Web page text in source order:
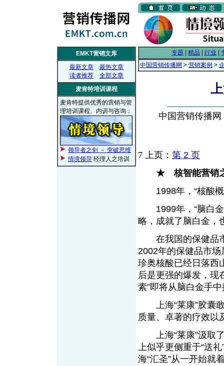
EMKT营销文库
最新文章
最热文章
读者推荐
全部文章
麦肯特培训课程
麦肯特提供优秀的营销与管
理培训课程、内训与咨询：
领导者之剑 － 突破思维
情境领导 经理人之培训
专题 精品 行业
中国营销传播网 > 营销案例 >
中国营销传播
7 上页： 第 2 页
★ 核智能营销
1998年，“核酸概
1999年，“脑白金
略，成就了脑白金，
在我国的保健品市
2002年的保健品市
珍奥核酸已经日落西
后是更强的爆发，
素”即将从脑白金手
上海“莱康”胶囊敢
质量、卓著的疗效以
上海“莱康”汲取了
上似乎更侧重于“送
海“汇圣”从一开始就